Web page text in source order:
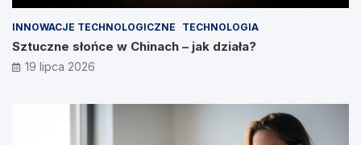
INNOWACJE TECHNOLOGICZNE TECHNOLOGIA
Sztuczne słońce w Chinach – jak działa?
19 lipca 2026